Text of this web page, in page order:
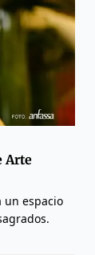
Arte
un espacio